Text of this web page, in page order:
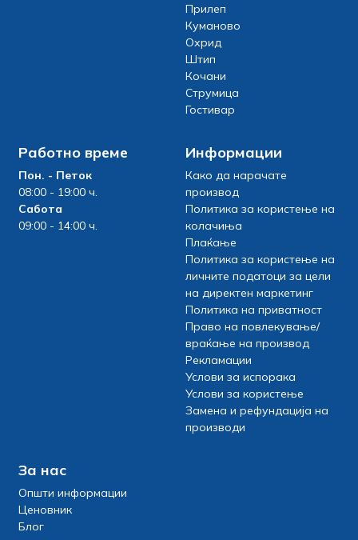
Прилеп
Куманово
Охрид
Штип
Кочани
Струмица
Гостивар
Работно време
Пон. - Петок
08:00 - 19:00 ч.
Сабота
09:00 - 14:00 ч.
Информации
Како да нарачате
производ
Политика за користење на
колачиња
Плаќање
Политика за користење на
личните податоци за цели
на директен маркетинг
Политика на приватност
Право на повлекување/
враќање на производ
Рекламации
Услови за испорака
Услови за користење
Замена и рефундација на
производи
За нас
Општи информации
Ценовник
Блог